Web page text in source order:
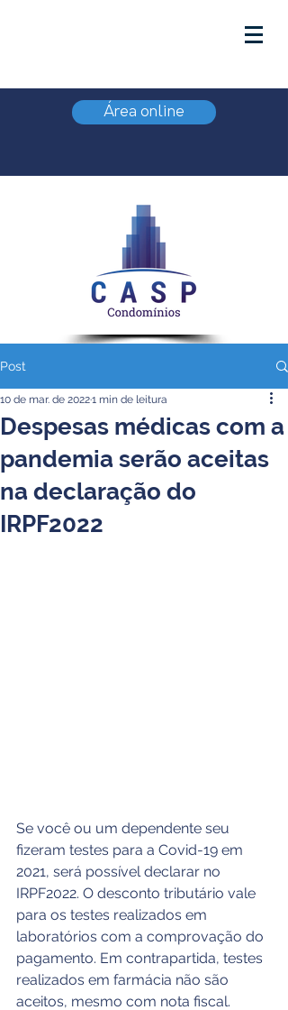
Área online
Post
Despesas médicas com a
pandemia serão aceitas
na declaração do
IRPF2022
10 de mar. de 20221 min de leitura
Se você ou um dependente seu
fizeram testes para a Covid-19 em
2021, será possível declarar no
IRPF2022. O desconto tributário vale
para os testes realizados em
laboratórios com a comprovação do
pagamento. Em contrapartida, testes
realizados em farmácia não são
aceitos, mesmo com nota fiscal.